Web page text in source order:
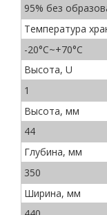
95% без
Температура
-20°C~+70°C
Высота, U
1
Высота, мм
44
Глубина, мм
350
Ширина, мм